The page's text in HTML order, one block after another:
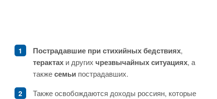
Пострадавшие при стихийных бедствиях,
терактах и других чрезвычайных ситуациях, а
такжесемьи пострадавших.
Также освобождаются доходы россиян, которые